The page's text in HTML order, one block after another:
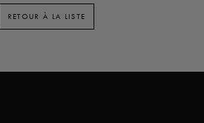
RETOUR À LA LISTE